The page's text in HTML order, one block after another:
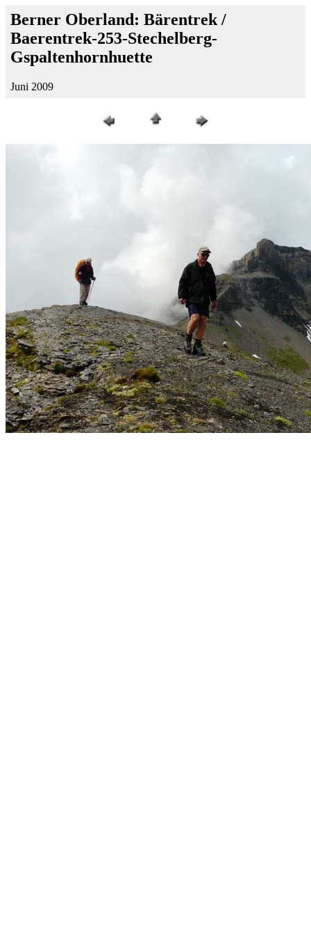
Berner Oberland: Bärentrek /
Baerentrek-253-Stechelberg-
Gspaltenhornhuette
Juni 2009